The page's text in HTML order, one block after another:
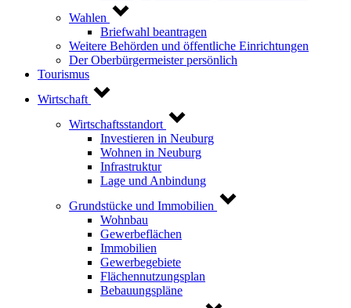
Wahlen
Briefwahl beantragen
Weitere Behörden und öffentliche Einrichtungen
Der Oberbürgermeister persönlich
Tourismus
Wirtschaft
Wirtschaftsstandort
Investieren in Neuburg
Wohnen in Neuburg
Infrastruktur
Lage und Anbindung
Grundstücke und Immobilien
Wohnbau
Gewerbeflächen
Immobilien
Gewerbegebiete
Flächennutzungsplan
Bebauungspläne